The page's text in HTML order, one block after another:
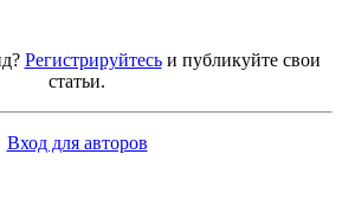
Регистрируйтесьи публикуйте свои
статьи.
Вход для авторов